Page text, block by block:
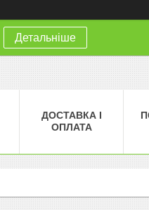
Детальніше
ДОСТАВКА І
ОПЛАТА